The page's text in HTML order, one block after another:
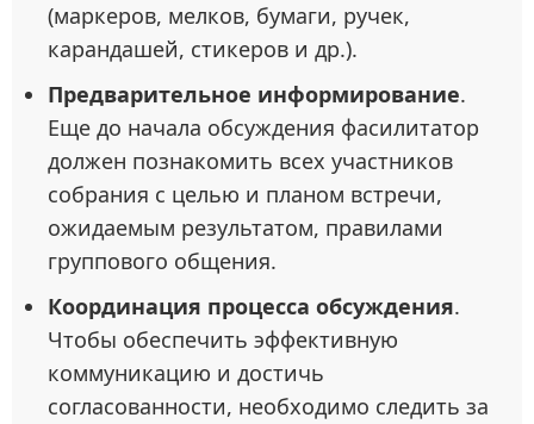
(маркеров, мелков, бумаги, ручек,
карандашей, стикеров и др.).
Предварительное информирование.
Еще до начала обсуждения фасилитатор
должен познакомить всех участников
собрания с целью и планом встречи,
ожидаемым результатом, правилами
группового общения.
Координация процесса обсуждения.
Чтобы обеспечить эффективную
коммуникацию и достичь
согласованности, необходимо следить за